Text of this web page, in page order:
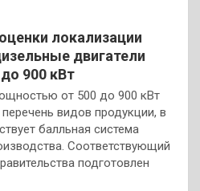
локализации
двигатели
900 кВт
от 500 до 900 кВт
видов продукции, в
балльная система
Соответствующий
подготовлен